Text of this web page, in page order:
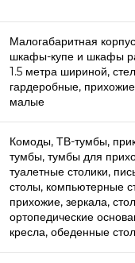
Малогабаритная
шкафы-купе и шкафы
1.5 метра шириной,
гардеробные,
малые
Комоды, ТВ-тумбы,
тумбы, тумбы для
туалетные столики,
столы, компьютерные
прихожие, зеркала,
ортопедические
кресла, обеденные